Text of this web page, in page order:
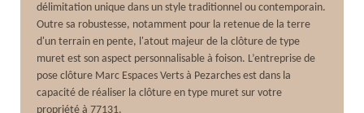
délimitation unique dans un style traditionnel ou contemporain.
Outre sa robustesse, notamment pour la retenue de la terre
d'un terrain en pente, l'atout majeur de la clôture de type
muret est son aspect personnalisable à foison. L’entreprise de
pose clôture Marc Espaces Verts à Pezarches est dans la
capacité de réaliser la clôture en type muret sur votre
propriété à 77131.